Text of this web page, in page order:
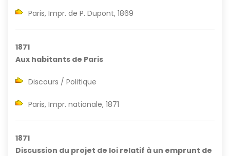
Paris, Impr. de P. Dupont, 1869
1871
Aux habitants de Paris
Discours / Politique
Paris, Impr. nationale, 1871
1871
Discussion du projet de loi relatif à un emprunt de